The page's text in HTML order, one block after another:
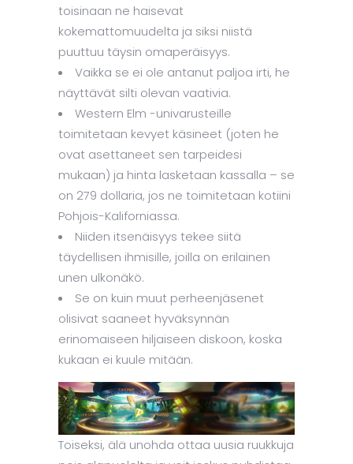
toisinaan ne haisevat
kokemattomuudelta ja siksi niistä
puuttuu täysin omaperäisyys.
Vaikka se ei ole antanut paljoa irti, he
näyttävät silti olevan vaativia.
Western Elm -univarusteille
toimitetaan kevyet käsineet (joten he
ovat asettaneet sen tarpeidesi
mukaan) ja hinta lasketaan kassalla – se
on 279 dollaria, jos ne toimitetaan kotiini
Pohjois-Kaliforniassa.
Niiden itsenäisyys tekee siitä
täydellisen ihmisille, joilla on erilainen
unen ulkonäkö.
Se on kuin muut perheenjäsenet
olisivat saaneet hyväksynnän
erinomaiseen hiljaiseen diskoon, koska
kukaan ei kuule mitään.
Toiseksi, älä unohda ottaa uusia ruukkuja